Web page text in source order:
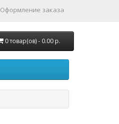
Оформление заказа
0 товар(ов) - 0.00 р.